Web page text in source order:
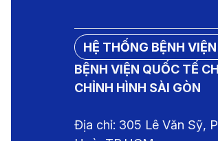
HỆ THỐNG BỆNH
BỆNH VIỆN QUỐC TẾ
CHỈNH HÌNH SÀI GÒN
Địa chỉ: 305 Lê Văn Sỹ,